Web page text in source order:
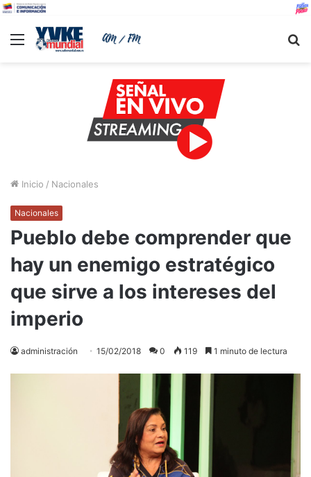
Menu
Inicio / Nacionales
Nacionales
Pueblo debe comprender que
hay un enemigo estratégico
que sirve a los intereses del
imperio
administración 15/02/2018 0 119 1 minuto de lectura